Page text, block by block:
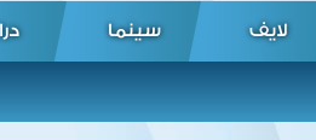
لايف سينما